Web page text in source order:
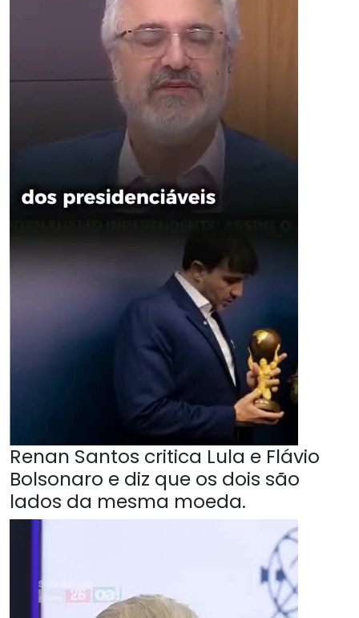
Renan Santos critica Lula e Flávio
Bolsonaro e diz que os dois são
lados da mesma moeda.